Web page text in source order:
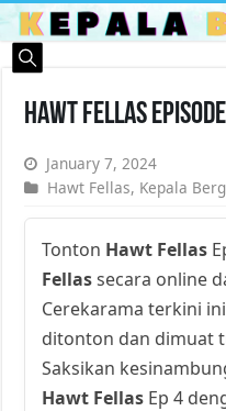
Hawt Fellas
January 7, 2024
Hawt Fellas, Kepala
Tonton Hawt Fellas
Fellassecara online
Cerekarama terkini
ditonton dan dimuat
Saksikan
Hawt Fellas Ep 4